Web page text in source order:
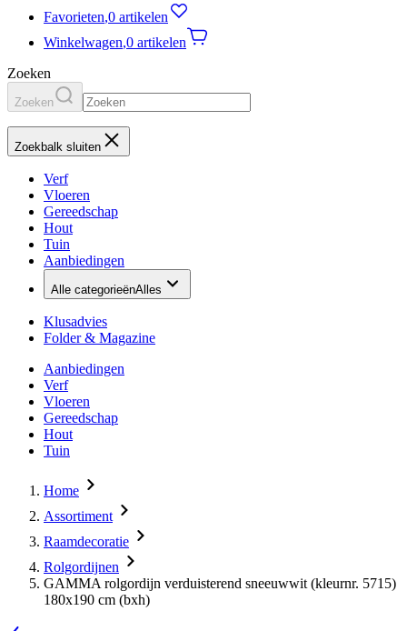
Favorieten,0 artikelen
Winkelwagen,0 artikelen
Zoeken
Zoeken
Zoekbalk sluiten
Verf
Vloeren
Gereedschap
Hout
Tuin
Aanbiedingen
Alle categorieënAlles
Klusadvies
Folder & Magazine
Aanbiedingen
Verf
Vloeren
Gereedschap
Hout
Tuin
Home
Assortiment
Raamdecoratie
Rolgordijnen
GAMMA rolgordijn verduisterend sneeuwwit (kleurnr. 5715)
180x190 cm (bxh)